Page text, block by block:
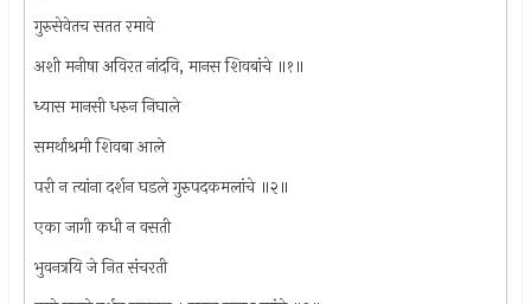
गुरुसेवेतच सतत रमावे
अशी मनीषा अविरत नांदवि, मानस शिवबांचे ॥१॥
ध्यास मानसी धरुन निघाले
समर्थाश्रमी शिवबा आले
परी न त्यांना दर्शन घडले गुरुपदकमलांचे ॥२॥
एका जागी कधी न वसती
भुवनत्रयि जे नित संचरती